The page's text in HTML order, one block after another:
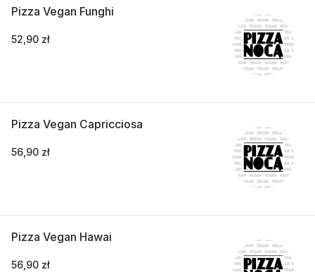
Pizza Vegan Funghi
52,90 zł
Pizza Vegan Capricciosa
56,90 zł
Pizza Vegan Hawai
56,90 zł